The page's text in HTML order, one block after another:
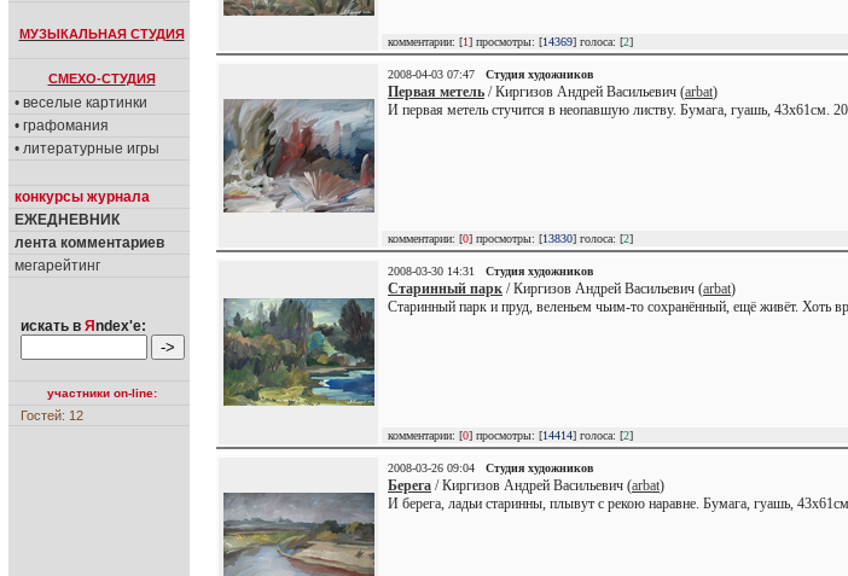
МУЗЫКАЛЬНАЯ СТУДИЯ
СМЕХО-СТУДИЯ
• веселые картинки
• графомания
• литературные игры
конкурсы журнала
ЕЖЕДНЕВНИК
лента комментариев
мегарейтинг
искать в Я ndex'е:
участники on-line:
Гостей: 12
комментарии: [1] просмотры: [14369] голоса: [2]
2008-04-03 07:47 Студия художников
Первая метель / Киргизов Андрей Васильевич (arbat)
И первая метель стучится в неопавшую листву. Бумага, гуашь, 43х61см.
комментарии: [0] просмотры: [13830] голоса: [2]
2008-03-30 14:31 Студия художников
Старинный парк / Киргизов Андрей Васильевич (arbat)
Старинный парк и пруд, веленьем чьим-то сохранённый, ещё живёт. Хоть
комментарии: [0] просмотры: [14414] голоса: [2]
2008-03-26 09:04 Студия художников
Берега / Киргизов Андрей Васильевич (arbat)
И берега, ладьи старинны, плывут с рекою наравне. Бумага, гуашь,